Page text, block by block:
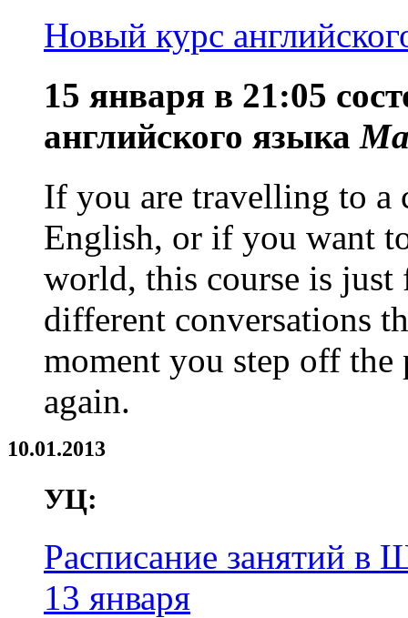
Новый курс
15 января в 21:05
английского языка
If you are travelling to a
English, or if you want
world, this course is
different conversations
moment you step off
again.
10.01.2013
УЦ:
Расписание занятий в
13 января